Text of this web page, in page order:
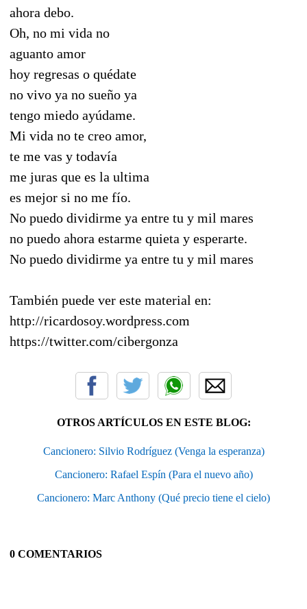
ahora debo.
Oh, no mi vida no
aguanto amor
hoy regresas o quédate
no vivo ya no sueño ya
tengo miedo ayúdame.
Mi vida no te creo amor,
te me vas y todavía
me juras que es la ultima
es mejor si no me fío.
No puedo dividirme ya entre tu y mil mares
no puedo ahora estarme quieta y esperarte.
No puedo dividirme ya entre tu y mil mares
También puede ver este material en:
http://ricardosoy.wordpress.com
https://twitter.com/cibergonza
OTROS ARTÍCULOS EN ESTE BLOG:
Cancionero: Silvio Rodríguez (Venga la esperanza)
Cancionero: Rafael Espín (Para el nuevo año)
Cancionero: Marc Anthony (Qué precio tiene el cielo)
0 COMENTARIOS